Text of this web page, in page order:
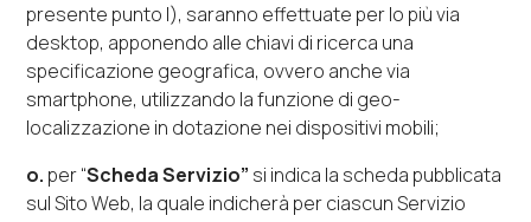
presente punto l), saranno effettuate per lo piùvia
desktop, apponendo alle chiavi di ricerca una
specificazione geografica, ovvero anchevia
smartphone, utilizzando la funzione di geo-
localizzazione in dotazione nei dispositivi mobili;
o. per “Scheda Servizio” si indica la scheda pubblicata
sul Sito Web, la quale indicherà per ciascun Servizio